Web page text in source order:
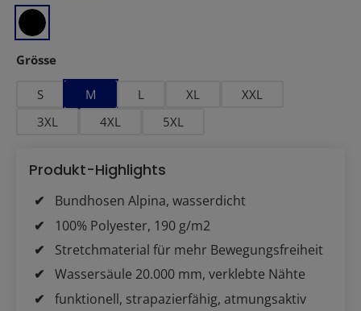
Grösse
S M L XL
XXL
3XL
4XL 5XL
Produkt-Highlights
Bundhosen Alpina, wasserdicht
100% Polyester, 190 g/m2
Stretchmaterial für mehr Bewegungsfreiheit
Wassersäule 20.000 mm, verklebte Nähte
funktionell, strapazierfähig, atmungsaktiv